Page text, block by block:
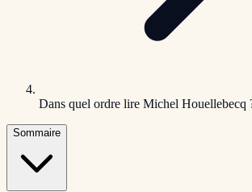
Dans quel ordre lire Michel Houellebecq
Sommaire